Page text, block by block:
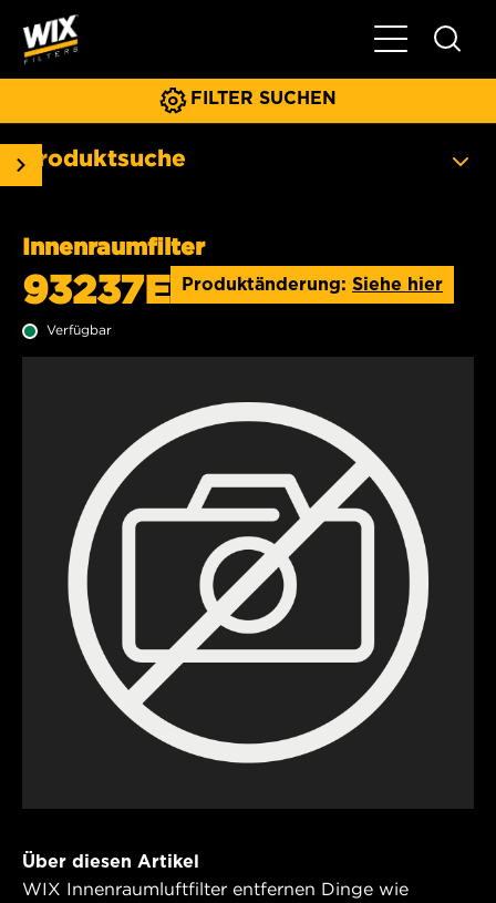
FILTER SUCHEN
Produktsuche
Innenraumfilter
93237E Produktänderung: Siehe hier
Verfügbar
Über diesen Artikel
WIX Innenraumluftfilter entfernen Dinge wie